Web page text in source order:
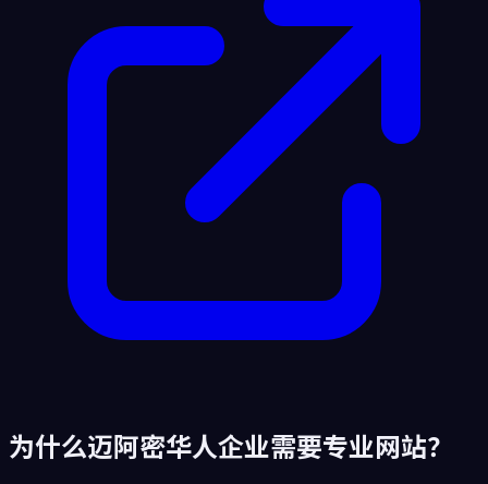
为什么迈阿密华人企业需要专业网站？